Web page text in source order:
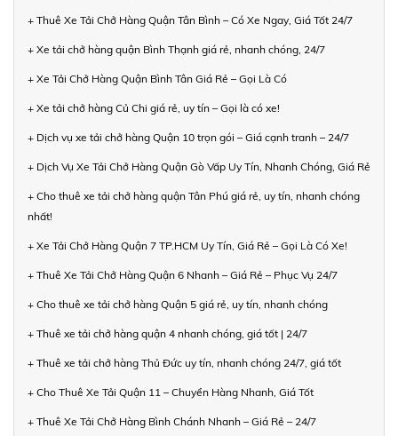
+ Thuê Xe Tải Chở Hàng Quận Tân Bình – Có Xe Ngay, Giá Tốt 24/7
+ Xe tải chở hàng quận Bình Thạnh giá rẻ, nhanh chóng, 24/7
+ Xe Tải Chở Hàng Quận Bình Tân Giá Rẻ – Gọi Là Có
+ Xe tải chở hàng Củ Chi giá rẻ, uy tín – Gọi là có xe!
+ Dịch vụ xe tải chở hàng Quận 10 trọn gói – Giá cạnh tranh – 24/7
+ Dịch Vụ Xe Tải Chở Hàng Quận Gò Vấp Uy Tín, Nhanh Chóng, Giá Rẻ
+ Cho thuê xe tải chở hàng quận Tân Phú giá rẻ, uy tín, nhanh chóng
nhất!
+ Xe Tải Chở Hàng Quận 7 TP.HCM Uy Tín, Giá Rẻ – Gọi Là Có Xe!
+ Thuê Xe Tải Chở Hàng Quận 6 Nhanh – Giá Rẻ – Phục Vụ 24/7
+ Cho thuê xe tải chở hàng Quận 5 giá rẻ, uy tín, nhanh chóng
+ Thuê xe tải chở hàng quận 4 nhanh chóng, giá tốt | 24/7
+ Thuê xe tải chở hàng Thủ Đức uy tín, nhanh chóng 24/7, giá tốt
+ Cho Thuê Xe Tải Quận 11 – Chuyển Hàng Nhanh, Giá Tốt
+ Thuê Xe Tải Chở Hàng Bình Chánh Nhanh – Giá Rẻ – 24/7